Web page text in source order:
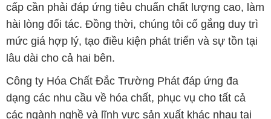
cấp cần phải đáp ứng tiêu chuẩn chất lượng cao, làm
hài lòng đối tác. Đồng thời, chúng tôi cố gắng duy trì
mức giá hợp lý, tạo điều kiện phát triển và sự tồn tại
lâu dài cho cả hai bên.
Công ty Hóa Chất Đắc Trường Phát đáp ứng đa
dạng các nhu cầu về hóa chất, phục vụ cho tất cả
các ngành nghề và lĩnh vực sản xuất khác nhau tại